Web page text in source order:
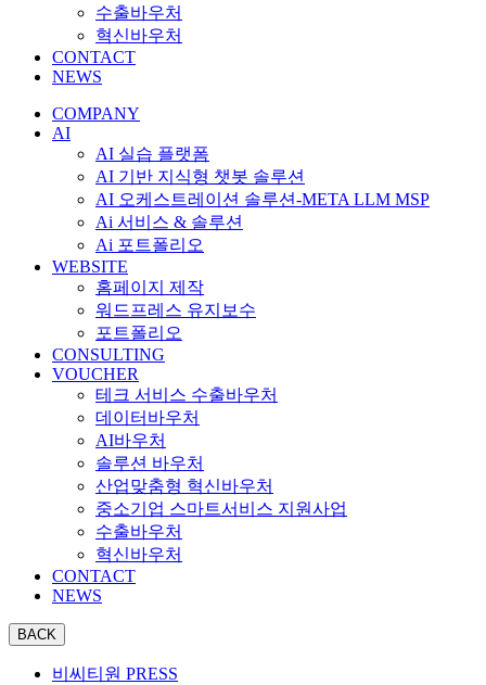
수출바우처
혁신바우처
CONTACT
NEWS
COMPANY
AI
AI 실습 플랫폼
AI 기반 지식형 챗봇 솔루션
AI 오케스트레이션 솔루션-META LLM MSP
Ai 서비스 & 솔루션
Ai 포트폴리오
WEBSITE
홈페이지 제작
워드프레스 유지보수
포트폴리오
CONSULTING
VOUCHER
테크 서비스 수출바우처
데이터바우처
AI바우처
솔루션 바우처
산업맞춤형 혁신바우처
중소기업 스마트서비스 지원사업
수출바우처
혁신바우처
CONTACT
NEWS
비씨티원 PRESS